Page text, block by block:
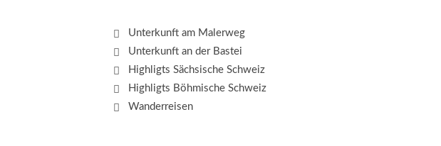
Unterkunft am Malerweg
Unterkunft an der Bastei
Highligts Sächsische Schweiz
Highligts Böhmische Schweiz
Wanderreisen